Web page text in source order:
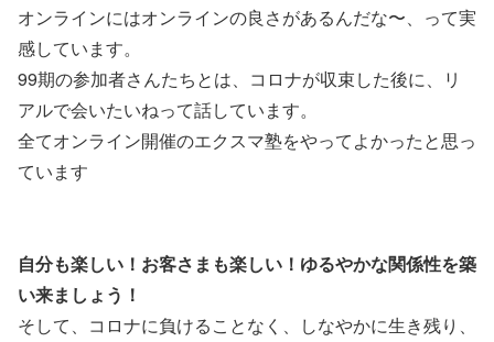
オンラインにはオンラインの良さがあるんだな〜、って実
感しています。
99期の参加者さんたちとは、コロナが収束した後に、リ
アルで会いたいねって話しています。
全てオンライン開催のエクスマ塾をやってよかったと思っ
ています
自分も楽しい！お客さまも楽しい！ゆるやかな関係性を築
い来ましょう！
そして、コロナに負けることなく、しなやかに生き残り、